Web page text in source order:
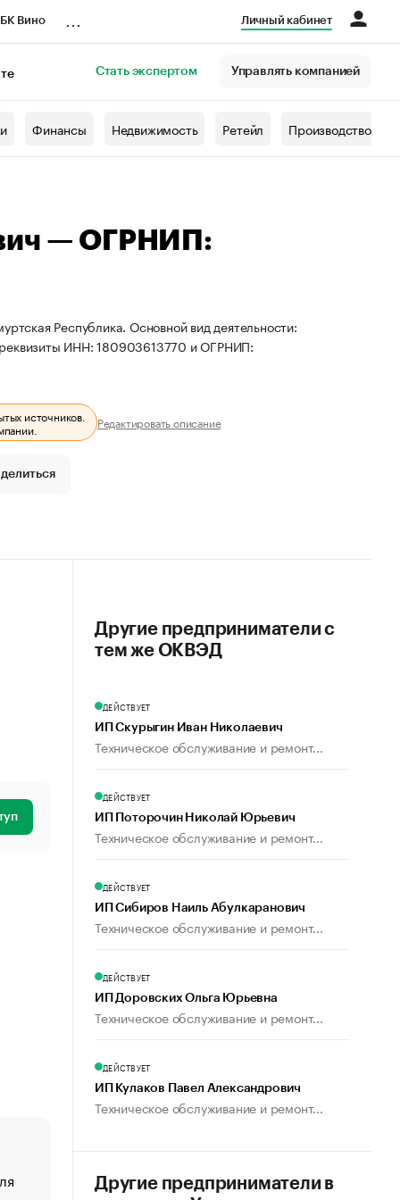
Вино Личный кабинет
Стать экспертом Управлять компанией
Финансы Недвижимость Ретейл Производство
— ОГРНИП:
Республика. Основной вид деятельности:
реквизиты ИНН: 180903613770 и ОГРНИП:
источников.
Редактировать описание
«От спорта тело стареет иначе». Как живет глава
Другие предприниматели с
тем же ОКВЭД
ДЕЙСТВУЕТ
ИП Скурыгин Иван Николаевич
Техническое обслуживание и ремонт...
ДЕЙСТВУЕТ
ИП Поторочин Николай Юрьевич
Техническое обслуживание и ремонт...
ДЕЙСТВУЕТ
ИП Сибиров Наиль Абулкаранович
Техническое обслуживание и ремонт...
ДЕЙСТВУЕТ
ИП Доровских Ольга Юрьевна
Техническое обслуживание и ремонт...
ДЕЙСТВУЕТ
ИП Кулаков Павел Александрович
Техническое обслуживание и ремонт...
Другие предприниматели в